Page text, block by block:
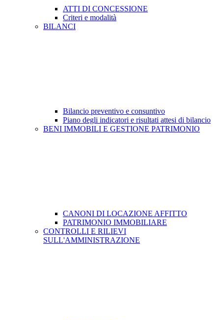
ATTI DI CONCESSIONE
Criteri e modalità
BILANCI
Bilancio preventivo e consuntivo
Piano degli indicatori e risultati attesi di bilancio
BENI IMMOBILI E GESTIONE PATRIMONIO
CANONI DI LOCAZIONE AFFITTO
PATRIMONIO IMMOBILIARE
CONTROLLI E RILIEVI
SULL'AMMINISTRAZIONE